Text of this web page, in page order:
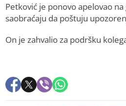
Petković je ponovo apelovao
saobraćaju da poštuju
On je zahvalio za podršku